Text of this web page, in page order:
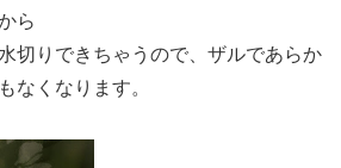
ら
切りできちゃうので、ザルであらか
なくなります。